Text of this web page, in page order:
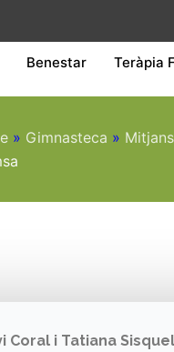
Benestar
Teràpia
» Gimnasteca »
Coral i Tatiana